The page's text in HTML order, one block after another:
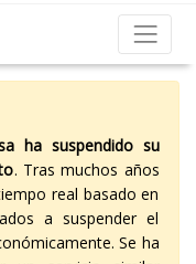
ha suspendido su
. Tras muchos años
real basado en
a suspender el
Se ha